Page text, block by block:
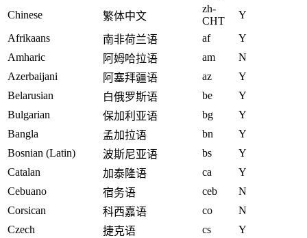
Chinese 繁体中文
zh-
CHT
Y
Afrikaans
南非荷兰语 af
Y
Amharic
阿姆哈拉语 am
N
Azerbaijani
阿塞拜疆语 az
Y
Belarusian
白俄罗斯语 be
Y
Bulgarian
保加利亚语 bg
Y
Bangla
孟加拉语 bn
Y
Bosnian (Latin)
波斯尼亚语 bs
Y
Catalan
加泰隆语 ca
Y
Cebuano
宿务语 ceb
N
Corsican
科西嘉语 co
N
Czech
捷克语 cs
Y